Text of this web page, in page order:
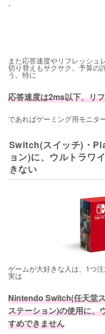
。
また応答速度やリフレッシュ
切り替えもサクサク。予算の
う。特に
応答速度は2ms以下、リ
であればゲーミング用モニタ
Switch(スイッチ)・
ョン)に、ウルトラワ
きない
ゲームが大好きな人は、1つ
実は
Nintendo Switch(任天堂
ステーション)の使用に、
すめできません